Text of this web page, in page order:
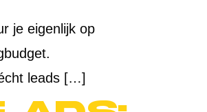
je eigenlijk op
leads […]